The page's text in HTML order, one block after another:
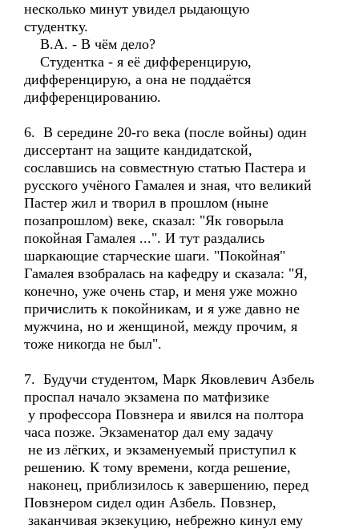
несколько минут увидел рыдающую
студентку.
В.А. - В чём дело?
Студентка - я её дифференцирую,
дифференцирую, а она не поддаётся
дифференцированию.
6. В середине 20-го века (после войны) один
диссертант на защите кандидатской,
сославшись на совместную статью Пастера и
русского учёного Гамалея и зная, что великий
Пастер жил и творил в прошлом (ныне
позапрошлом) веке, сказал: "Як говорыла
покойная Гамалея ...". И тут раздались
шаркающие старческие шаги. "Покойная"
Гамалея взобралась на кафедру и сказала: "Я,
конечно, уже очень стар, и меня уже можно
причислить к покойникам, и я уже давно не
мужчина, но и женщиной, между прочим, я
тоже никогда не был".
7. Будучи студентом, Марк Яковлевич Азбель
проспал начало экзамена по матфизике
у профессора Повзнера и явился на полтора
часа позже. Экзаменатор дал ему задачу
не из лёгких, и экзаменуемый приступил к
решению. К тому времени, когда решение,
наконец, приблизилось к завершению, перед
Повзнером сидел один Азбель. Повзнер,
заканчивая экзекуцию, небрежно кинул ему